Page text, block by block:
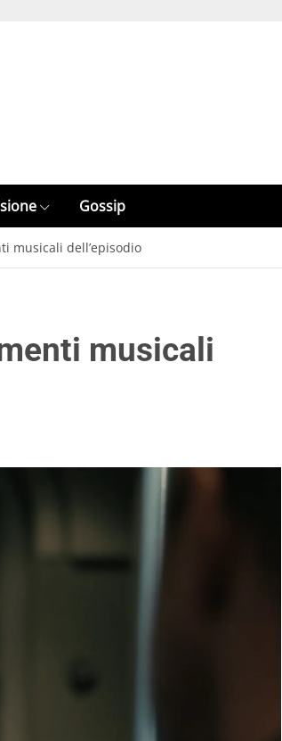
Gossip
musicali dell’episodio
musicali